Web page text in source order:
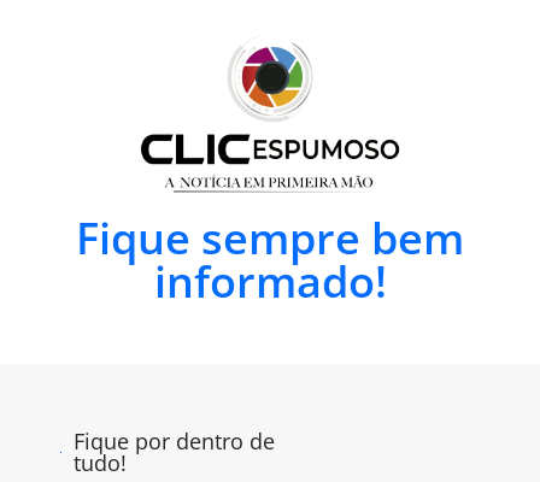
Fique sempre bem
informado!
Fique por dentro de
tudo!